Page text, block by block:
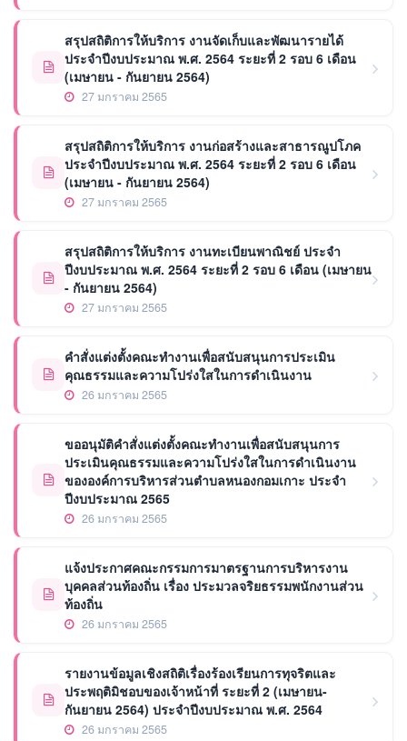
สรุปสถิติการให้บริการ งานจัดเก็บและพัฒนารายได้
ประจำปีงบประมาณ พ.ศ. 2564 ระยะที่ 2 รอบ 6 เดือน
(เมษายน - กันยายน 2564)
27 มกราคม 2565
สรุปสถิติการให้บริการ งานก่อสร้างและสาธารณูปโภค
ประจำปีงบประมาณ พ.ศ. 2564 ระยะที่ 2 รอบ 6 เดือน
(เมษายน - กันยายน 2564)
27 มกราคม 2565
สรุปสถิติการให้บริการ งานทะเบียนพาณิชย์ ประจำ
ปีงบประมาณ พ.ศ. 2564 ระยะที่ 2 รอบ 6 เดือน (เมษายน
- กันยายน 2564)
27 มกราคม 2565
คำสั่งแต่งตั้งคณะทำงานเพื่อสนับสนุนการประเมิน
คุณธรรมและความโปร่งใสในการดำเนินงาน
26 มกราคม 2565
ขออนุมัติคำสั่งแต่งตั้งคณะทำงานเพื่อสนับสนุนการ
ประเมินคุณธรรมและความโปร่งใสในการดำเนินงาน
ขององค์การบริหารส่วนตำบลหนองกอมเกาะ ประจำ
ปีงบประมาณ 2565
26 มกราคม 2565
แจ้งประกาศคณะกรรมการมาตรฐานการบริหารงาน
บุคคลส่วนท้องถิ่น เรื่อง ประมวลจริยธรรมพนักงานส่วน
ท้องถิ่น
26 มกราคม 2565
รายงานข้อมูลเชิงสถิติเรื่องร้องเรียนการทุจริตและ
ประพฤติมิชอบของเจ้าหน้าที่ ระยะที่ 2 (เมษายน-
กันยายน 2564) ประจำปีงบประมาณ พ.ศ. 2564
26 มกราคม 2565